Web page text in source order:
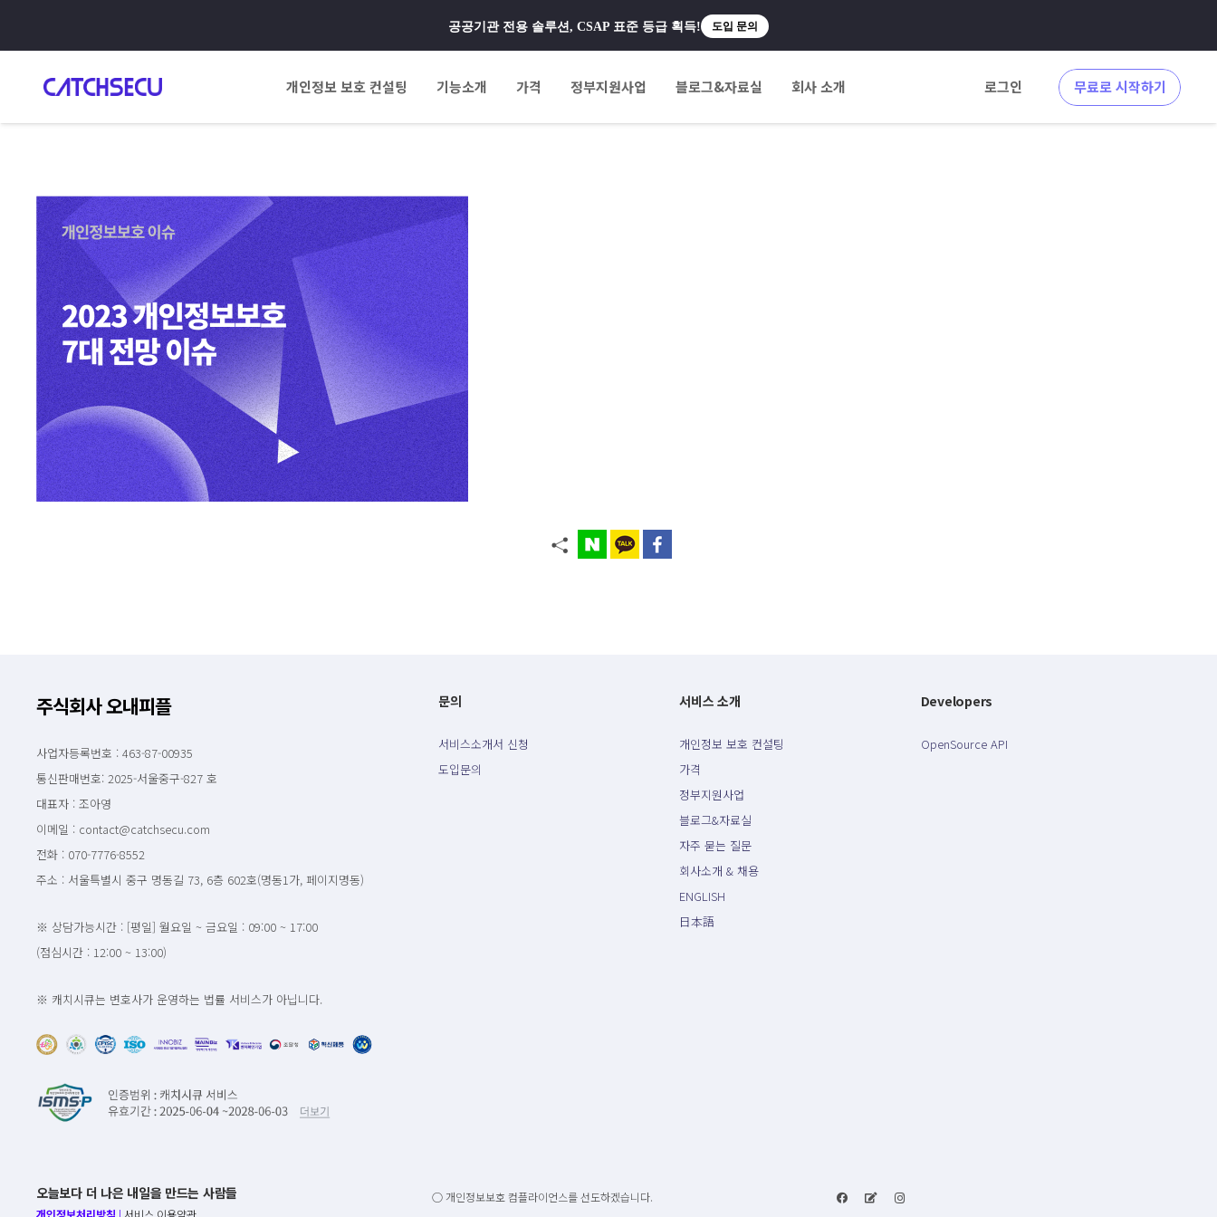
공공기관 전용 솔루션, CSAP 표준 등급 획득! 도입 문의
개인정보 보호 컨설팅 기능소개 가격 정부지원사업 블로그&자료실 회사 소개 로그인 무료로 시작하기
주식회사 오내피플
사업자등록번호 : 463-87-00935
통신판매번호: 2025-서울중구-827 호
대표자 : 조아영
이메일 : contact@catchsecu.com
전화 : 070-7776-8552
주소 : 서울특별시 중구 명동길 73, 6층 602호(명동1가, 페이지명동)
※ 상담가능시간 : [평일] 월요일 ~ 금요일 : 09:00 ~ 17:00
(점심시간 : 12:00 ~ 13:00)
※ 캐치시큐는 변호사가 운영하는 법률 서비스가 아닙니다.
문의
서비스소개서 신청
도입문의
서비스 소개
개인정보 보호 컨설팅
가격
정부지원사업
블로그&자료실
자주 묻는 질문
회사소개 & 채용
ENGLISH
日本語
Developers
OpenSource API
오늘보다 더 나은 내일을 만드는 사람들
개인정보처리방침 | 서비스 이용약관
○ 개인정보보호 컴플라이언스를 선도하겠습니다.